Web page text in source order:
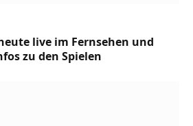
live im Fernsehen und
zu den Spielen